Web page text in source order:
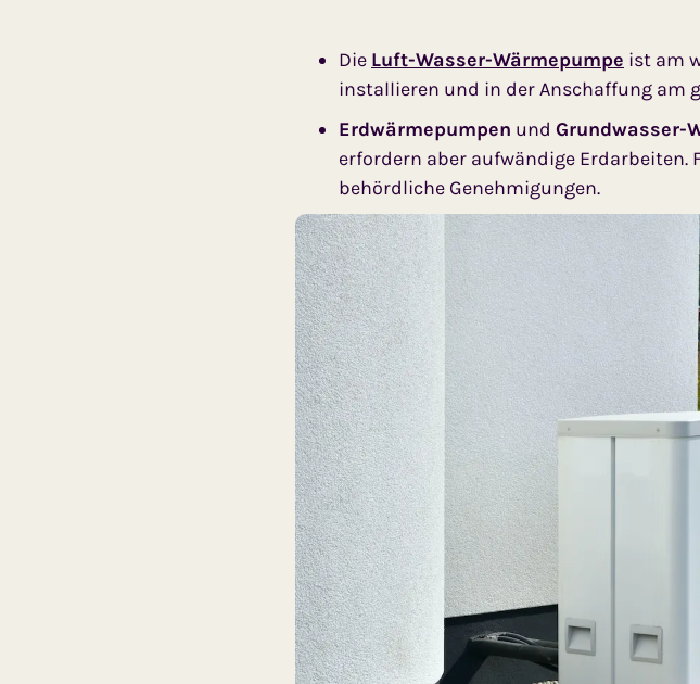
Die Luft-Wasser-Wärmepumpe ist am
installieren und in der Anschaffung am
Erdwärmepumpen und Grundwasser-
erfordern aber aufwändige Erdarbeiten.
behördliche Genehmigungen.